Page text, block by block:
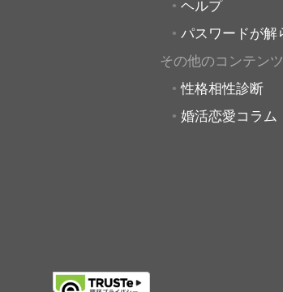
ヘルプ
パスワードが解
その他のコンテンツ
性格相性診断
婚活恋愛コラム